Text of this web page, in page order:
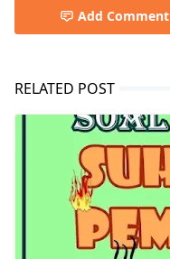
Add Comment
RELATED POST